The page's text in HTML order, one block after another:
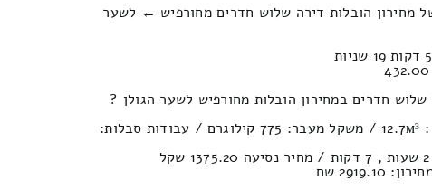
מחירון הובלות דירה שלוש חדרים מחורפיש ← לשער
חדרים במחירון הובלות מחורפיש לשער הגולן ?
נפח חפצים במשאית : 12.7м³ / משקל מעבר: 775 קילוגרם / עבודות סבלות:
שח